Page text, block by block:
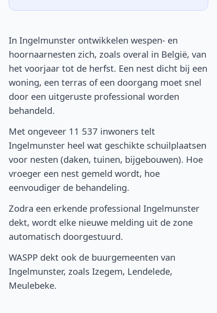
In Ingelmunster ontwikkelen wespen- en
hoornaarnesten zich, zoals overal in België, van
het voorjaar tot de herfst. Een nest dicht bij een
woning, een terras of een doorgang moet snel
door een uitgeruste professional worden
behandeld.
Met ongeveer 11 537 inwoners telt
Ingelmunster heel wat geschikte schuilplaatsen
voor nesten (daken, tuinen, bijgebouwen). Hoe
vroeger een nest gemeld wordt, hoe
eenvoudiger de behandeling.
Zodra een erkende professional Ingelmunster
dekt, wordt elke nieuwe melding uit de zone
automatisch doorgestuurd.
WASPP dekt ook de buurgemeenten van
Ingelmunster, zoals Izegem, Lendelede,
Meulebeke.